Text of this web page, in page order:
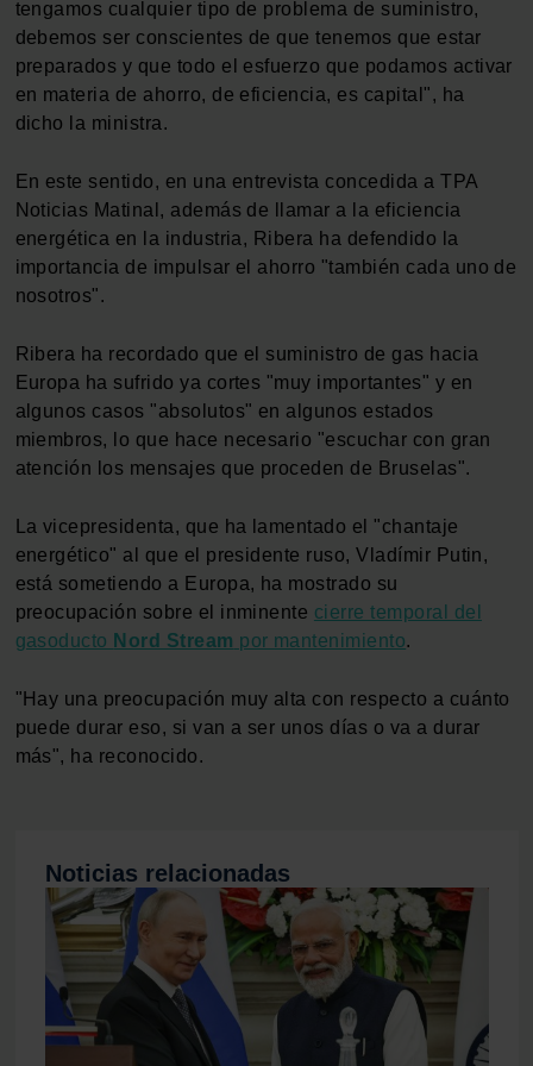
datos personales y establezca sus preferencias en la
sección de datos . Puede cambiar o retirar su
consentimiento en cualquier momento en la Declaración
de cookies.
Las cookies de este sitio web se usan para personalizar
el contenido y los anuncios, ofrecer funciones de redes
sociales y analizar el tráfico. Además, compartimos
información sobre el uso que haga del sitio web con
nuestros partners de redes sociales, publicidad y análisis
que les haya proporcionado o que hayan recopilado a
partir del uso que haya hecho de sus servicios.
tengamos cualquier tipo de problema de suministro,
debemos ser conscientes de que tenemos que estar
preparados y que todo el esfuerzo que podamos activar
en materia de ahorro, de eficiencia, es capital", ha
dicho la ministra.
En este sentido, en una entrevista concedida a TPA
Noticias Matinal, además de llamar a la eficiencia
energética en la industria, Ribera ha defendido la
importancia de impulsar el ahorro "también cada uno de
nosotros".
Ribera ha recordado que el suministro de gas hacia
Europa ha sufrido ya cortes "muy importantes" y en
algunos casos "absolutos" en algunos estados
miembros, lo que hace necesario "escuchar con gran
atención los mensajes que proceden de Bruselas".
La vicepresidenta, que ha lamentado el "chantaje
energético" al que el presidente ruso, Vladímir Putin,
está sometiendo a Europa, ha mostrado su
preocupación sobre el inminente cierre temporal del
gasoducto Nord Stream por mantenimiento.
"Hay una preocupación muy alta con respecto a cuánto
puede durar eso, si van a ser unos días o va a durar
más", ha reconocido.
Noticias relacionadas